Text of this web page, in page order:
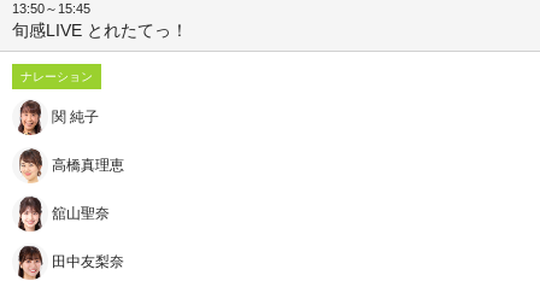
13:50～15:45
旬感LIVE とれたてっ！
ナレーション
関 純子
高橋真理恵
舘山聖奈
田中友梨奈